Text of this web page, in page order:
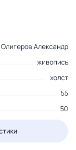
Олигеров Александр
живопись
холст
55
50